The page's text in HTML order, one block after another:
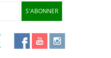
S'ABONNER